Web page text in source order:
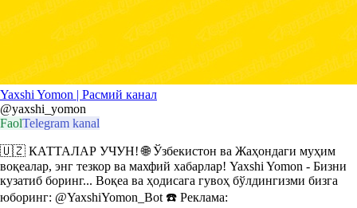
Yaxshi Yomon | Расмий канал
@yaxshi_yomon
FaolTelegram kanal
🇺🇿 КАТТАЛАР УЧУН! 🌐 Ўзбекистон ва Жаҳондаги муҳим
воқеалар, энг тезкор ва махфий хабарлар! Yaxshi Yomon - Бизни
кузатиб боринг... Воқеа ва ҳодисага гувоҳ бўлдингизми бизга
юборинг: @YaxshiYomon_Bot ☎️ Реклама: